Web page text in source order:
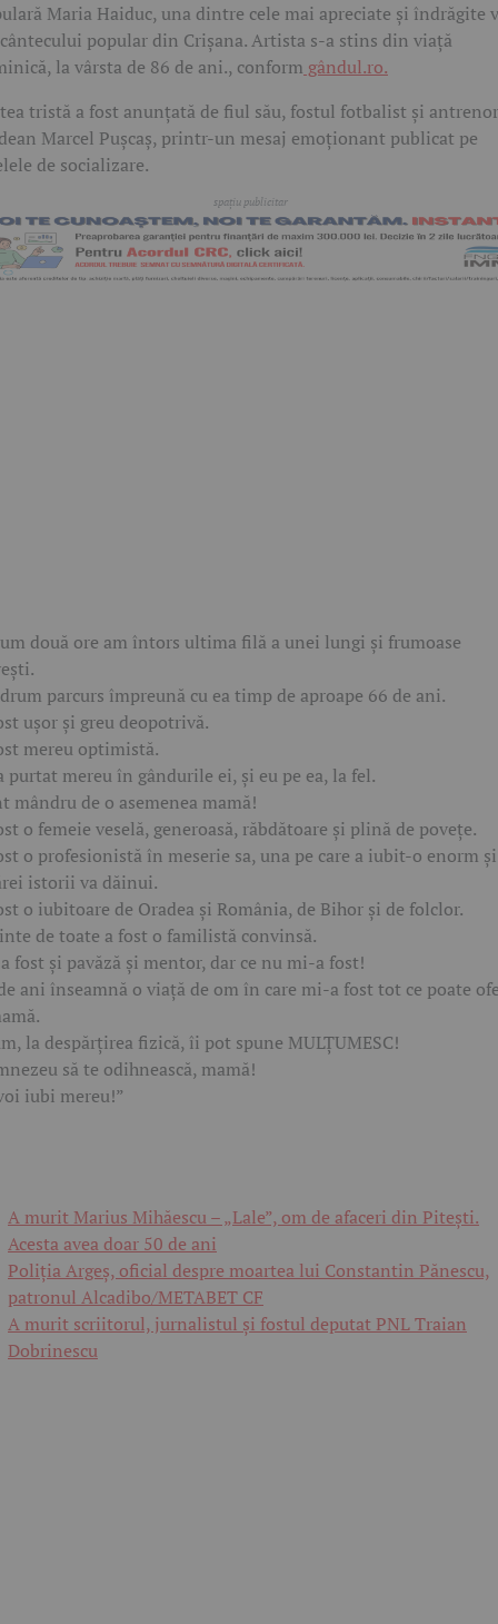
Maria Haiduc, una dintre cele mai apreciate și îndrăgite
popular din Crișana. Artista s-a stins din viață
la vârsta de 86 de ani., conform gândul.ro.
tristă a fost anunțată de fiul său, fostul fotbalist și antrenor
Marcel Pușcaș, printr-un mesaj emoționant publicat pe
de socializare.
două ore am întors ultima filă a unei lungi și frumoase
parcurs împreună cu ea timp de aproape 66 de ani.
ușor și greu deopotrivă.
mereu optimistă.
purtat mereu în gândurile ei, și eu pe ea, la fel.
mândru de o asemenea mamă!
o femeie veselă, generoasă, răbdătoare și plină de povețe.
o profesionistă în meserie sa, una pe care a iubit-o enorm
istorii va dăinui.
o iubitoare de Oradea și România, de Bihor și de folclor.
de toate a fost o familistă convinsă.
fost și pavăză și mentor, dar ce nu mi-a fost!
ani înseamnă o viață de om în care mi-a fost tot ce poate
la despărțirea fizică, îi pot spune MULȚUMESC!
să te odihnească, mamă!
iubi mereu!”
A murit Marius Mihăescu – „Lale”, om de afaceri din Pitești.
Acesta avea doar 50 de ani
Poliția Argeș, oficial despre moartea lui Constantin Pănescu,
patronul Alcadibo/METABET CF
A murit scriitorul, jurnalistul și fostul deputat PNL Traian
Dobrinescu